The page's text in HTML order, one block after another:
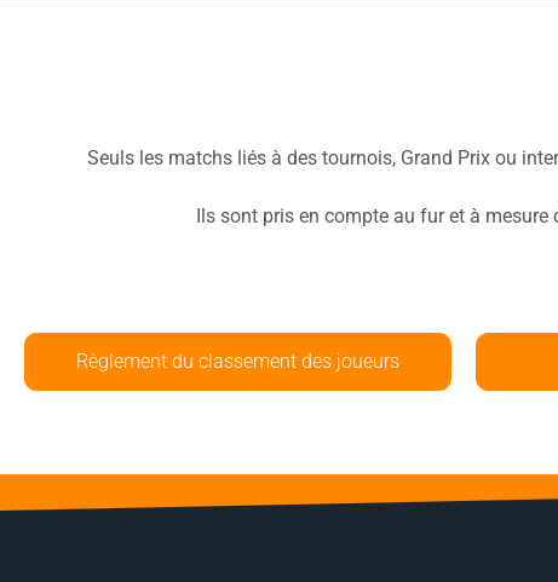
Seuls les matchs liés à des tournois, Grand Prix ou
Ils sont pris en compte au fur et à
Règlement du classement des joueurs